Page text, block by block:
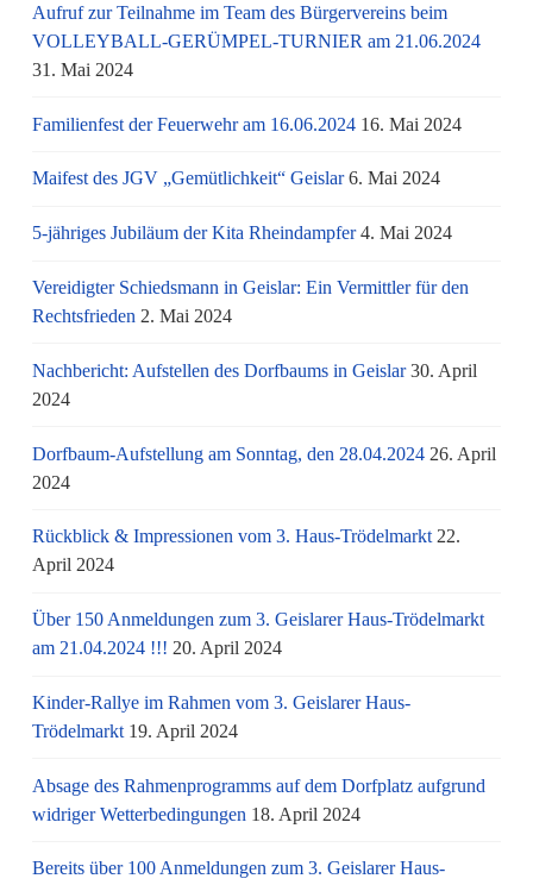
Aufruf zur Teilnahme im Team des Bürgervereins beim
VOLLEYBALL-GERÜMPEL-TURNIER am 21.06.2024
31. Mai 2024
Familienfest der Feuerwehr am 16.06.2024 16. Mai 2024
Maifest des JGV „Gemütlichkeit“ Geislar 6. Mai 2024
5-jähriges Jubiläum der Kita Rheindampfer 4. Mai 2024
Vereidigter Schiedsmann in Geislar: Ein Vermittler für den
Rechtsfrieden 2. Mai 2024
Nachbericht: Aufstellen des Dorfbaums in Geislar 30. April
2024
Dorfbaum-Aufstellung am Sonntag, den 28.04.2024 26. April
2024
Rückblick & Impressionen vom 3. Haus-Trödelmarkt 22.
April 2024
Über 150 Anmeldungen zum 3. Geislarer Haus-Trödelmarkt
am 21.04.2024 !!! 20. April 2024
Kinder-Rallye im Rahmen vom 3. Geislarer Haus-
Trödelmarkt 19. April 2024
Absage des Rahmenprogramms auf dem Dorfplatz aufgrund
widriger Wetterbedingungen 18. April 2024
Bereits über 100 Anmeldungen zum 3. Geislarer Haus-